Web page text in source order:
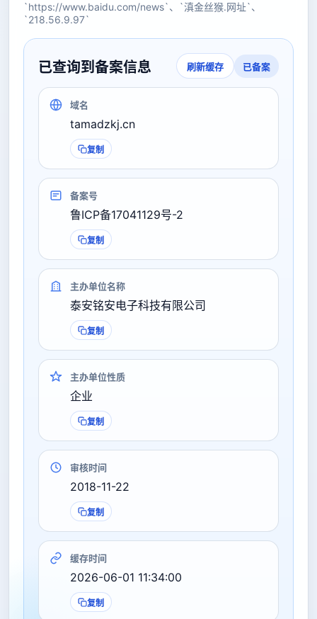
`https://www.baidu.com/news`、`滇金丝猴.网址`、
`218.56.9.97`
已查询到备案信息 刷新缓存 已备案
域名
tamadzkj.cn
复制
备案号
鲁ICP备17041129号-2
复制
主办单位名称
泰安铭安电子科技有限公司
复制
主办单位性质
企业
复制
审核时间
2018-11-22
复制
缓存时间
2026-06-01 11:34:00
复制